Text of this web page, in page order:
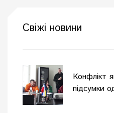
Свіжі новини
Конфлікт
підсумки